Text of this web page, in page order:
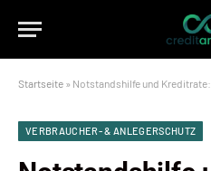
Startseite » Notstandshilfe und Kreditrate:
VERBRAUCHER- & ANLEGERSCHUTZ